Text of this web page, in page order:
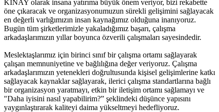
KINAY olarak insana yatırıma büyük önem veriyor, bizi rekabette
öne çıkaracak ve organizasyonumuzun sürekli gelişimini sağlayacak
en değerli varlığımızın insan kaynağımız olduğuna inanıyoruz.
Bugün tüm şirketlerimizle yakaladığımız başarı, çalışma
arkadaşlarımızın yıllar boyunca özverili çalışmaları sayesindedir.
Meslektaşlarımız için birinci sınıf bir çalışma ortamı sağlayarak
çalışan memnuniyetine ve bağlılığına değer veriyoruz. Çalışma
arkadaşlarımızın yetenekleri doğrultusunda kişisel gelişimlerine katkı
sağlayacak kaynaklar sağlayarak, ilerici çalışma standartlarına bağlı
bir organizasyon yaratmayı, etkin bir iletişim ortamı sağlamayı ve
"Daha iyisini nasıl yapabilirim?” şeklindeki düşünce yapısını
yaygınlaştırarak kaliteyi daima yükseltmeyi hedefliyoruz.